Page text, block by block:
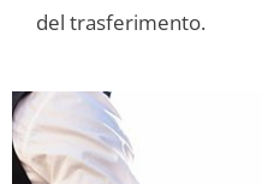
del trasferimento.